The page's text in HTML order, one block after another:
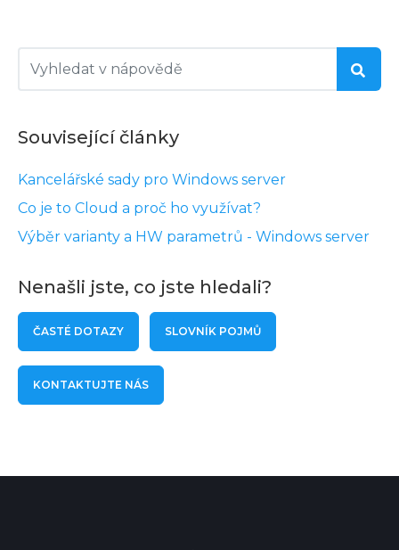
Související články
Kancelářské sady pro Windows server
Co je to Cloud a proč ho využívat?
Výběr varianty a HW parametrů - Windows server
Nenašli jste, co jste hledali?
ČASTÉ DOTAZY SLOVNÍK POJMŮ
KONTAKTUJTE NÁS